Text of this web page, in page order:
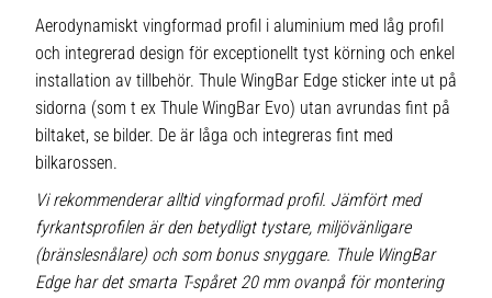
Aerodynamiskt vingformad profil i aluminium med låg profil
och integrerad design för exceptionellt tyst körning och enkel
installation av tillbehör. Thule WingBar Edge sticker inte ut på
sidorna (som t ex Thule WingBar Evo) utan avrundas fint på
biltaket, se bilder. De är låga och integreras fint med
bilkarossen.
Vi rekommenderar alltid vingformad profil. Jämfört med
fyrkantsprofilen är den betydligt tystare, miljövänligare
(bränslesnålare) och som bonus snyggare. Thule WingBar
Edge har det smarta T-spåret 20 mm ovanpå för montering